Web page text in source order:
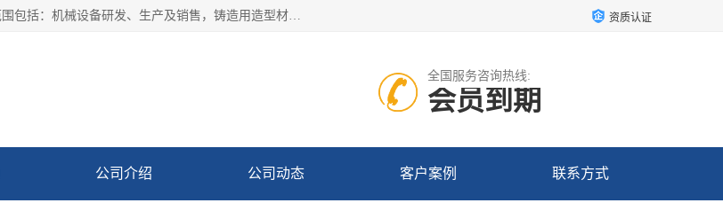
宁津县博涵机械有限公司成立于2016年，注册地位于山东省德州市。经营范围包括：机械设备研发、生产及销售，铸造用造型材料生产、销售，玻璃纤维及制品制造、销售，汽车零配件零售，机械零件、零部件加工，机械零件、零部件销售等；主要产品有：纤维过滤网,陶瓷过滤器,泡沫陶瓷过滤器,耐高温纤维过滤器,铸铁过滤器,铸铜过滤网,铸铝过滤网,铝轮毂过滤网,高效过滤网,高效陶瓷过滤网,高效纤维过滤网。 资质认证
全国服务咨询热线:
会员到期
公司介绍 公司动态 客户案例 联系方式